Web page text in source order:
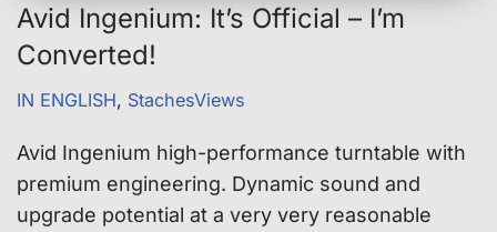
Avid Ingenium: It’s Official – I’m
Converted!
IN ENGLISH, StachesViews
Avid Ingenium high-performance turntable with
premium engineering. Dynamic sound and
upgrade potential at a very very reasonable